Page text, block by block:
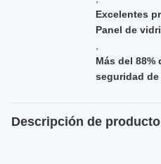
Excelentes
Panel de
Más del 88%
seguridad
Descripción de producto